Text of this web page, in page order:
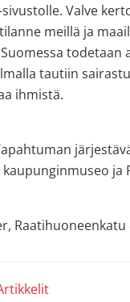
Valve
meillä ja
todetaan
tautiin
ihmistä.
ja